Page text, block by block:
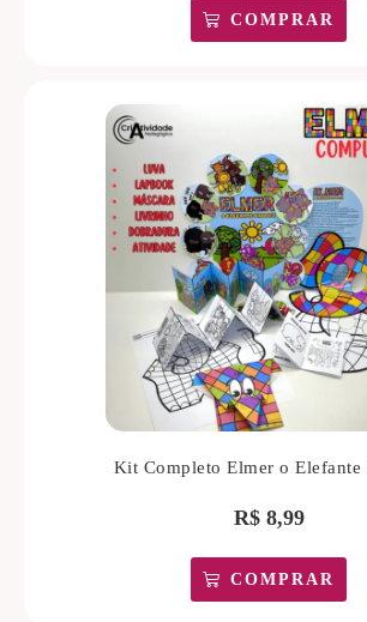
COMPRAR
Kit Completo Elmer o Elefante
R$8,99
COMPRAR